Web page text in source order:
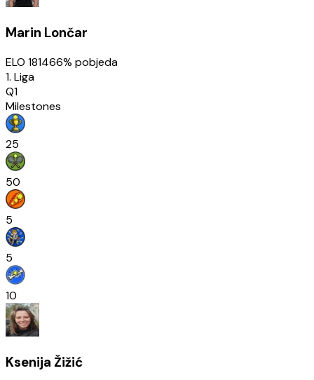
Marin Lončar
ELO 181466% pobjeda
1. Liga
Q1
Milestones
25
50
5
5
10
Ksenija Žižić